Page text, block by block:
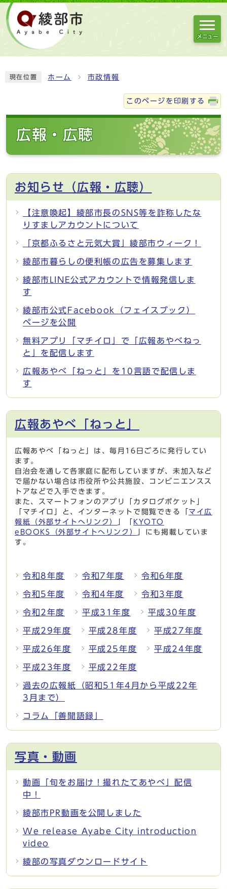
メニュー
現在位置 ホーム 市政情報
このページを印刷する
広報・広聴
お知らせ（広報・広聴）
【注意喚起】綾部市長のSNS等を詐称したな
りすましアカウントについて
「京都ふるさと元気大賞」綾部市ウィーク！
綾部市暮らしの便利帳の広告を募集します
綾部市LINE公式アカウントで情報発信しま
す
綾部市公式Facebook（フェイスブック）
ページを公開
無料アプリ「マチイロ」で「広報あやべねっ
と」を配信します
広報あやべ「ねっと」を10言語で配信しま
す
広報あやべ「ねっと」
広報あやべ「ねっと」は、毎月16日ごろに発行してい
ます。
自治会を通して各家庭に配布していますが、未加入など
で届かない場合は市役所や公共施設、コンビニエンスス
トアなどで入手できます。
また、スマートフォンのアプリ「カタログポケット」
「マチイロ」と、インターネットで閲覧できる「 マイ広
報紙（外部サイトへリンク）
KYOTO
eBOOKS（外部サイトへリンク）
」にも掲載していま
す。
令和8年度 令和7年度 令和6年度
令和5年度 令和4年度 令和3年度
令和2年度 平成31年度 平成30年度
平成29年度 平成28年度 平成27年度
平成26年度 平成25年度 平成24年度
平成23年度 平成22年度
過去の広報紙（昭和51年4月から平成22年
3月まで）
コラム「善聞語録」
写真・動画
動画「旬をお届け！撮れたてあやべ」配信
中！
綾部市PR動画を公開しました
We release Ayabe City introduction
video
綾部の写真ダウンロードサイト